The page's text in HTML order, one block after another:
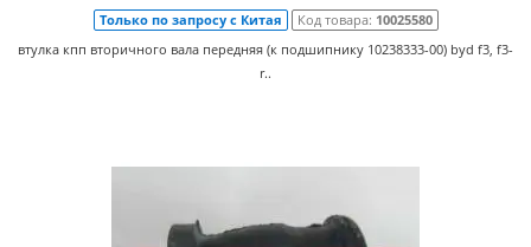
Только по запросу с Китая Код товара: 10025580
втулка кпп вторичного вала передняя (к подшипнику 10238333-00) byd f3, f3-
r..